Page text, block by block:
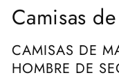
C
o
l
Camisas
CAMISAS DE
HOMBRE DE